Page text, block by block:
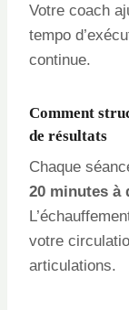
Votre coach
tempo
continue.
Comment
de résultats
Chaque
20 minutes à
votre
articulations.